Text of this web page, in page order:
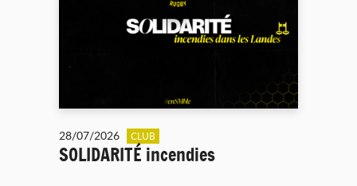
28/07/2026 CLUB
SOLIDARITÉ incendies